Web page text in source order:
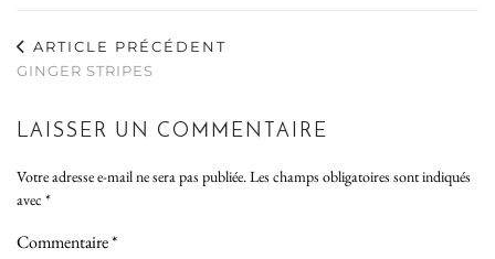
ARTICLE PRÉCÉDENT
GINGER STRIPES
LAISSER UN COMMENTAIRE
Votre adresse e-mail ne sera pas publiée.Les champs obligatoires sont indiqués
avec *
Commentaire*